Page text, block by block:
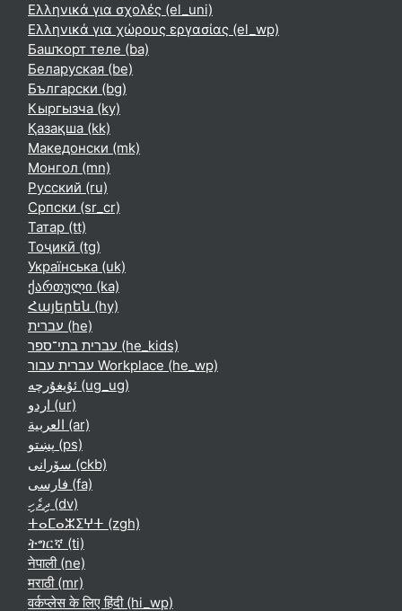
Ελληνικά για σχολές ‎(el_uni)‎
Ελληνικά για χώρους εργασίας ‎(el_wp)‎
Башҡорт теле ‎(ba)‎
Беларуская ‎(be)‎
Български ‎(bg)‎
Кыргызча ‎(ky)‎
Қазақша ‎(kk)‎
Македонски ‎(mk)‎
Монгол ‎(mn)‎
Русский ‎(ru)‎
Српски ‎(sr_cr)‎
Татар ‎(tt)‎
Тоҷикӣ ‎(tg)‎
Українська ‎(uk)‎
ქართული ‎(ka)‎
Հայերեն ‎(hy)‎
עברית ‎(he)‎
עברית בתי־ספר ‎(he_kids)‎
עברית עבור Workplace ‎(he_wp)‎
ئۇيغۇرچە ‎(ug_ug)‎
اردو ‎(ur)‎
العربية ‎(ar)‎
پښتو ‎(ps)‎
سۆرانی ‎(ckb)‎
فارسی ‎(fa)‎
ދިވެހި ‎(dv)‎
ⵜⴰⵎⴰⵣⵉⵖⵜ ‎(zgh)‎
ትግርኛ ‎(ti)‎
नेपाली ‎(ne)‎
मराठी ‎(mr)‎
वर्कप्लेस के लिए हिंदी ‎(hi_wp)‎